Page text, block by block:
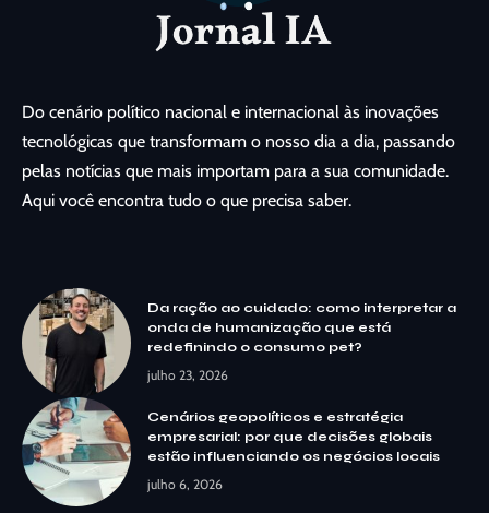
Do cenário político nacional e internacional às inovações
tecnológicas que transformam o nosso dia a dia, passando
pelas notícias que mais importam para a sua comunidade.
Aqui você encontra tudo o que precisa saber.
Da ração ao cuidado: como interpretar a
onda de humanização que está
redefinindo o consumo pet?
julho 23, 2026
Cenários geopolíticos e estratégia
empresarial: por que decisões globais
estão influenciando os negócios locais
julho 6, 2026